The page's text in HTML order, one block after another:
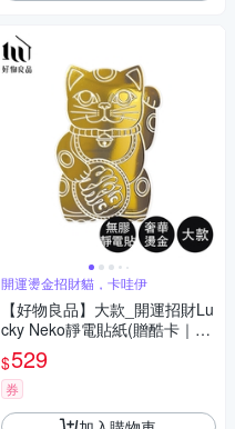
開運燙金招財貓，卡哇伊
【好物良品】大款_開運招財Lu
cky Neko靜電貼紙(贈酷卡｜招
財貓 吉祥物 靜電貼紙 窗貼)
$529
券